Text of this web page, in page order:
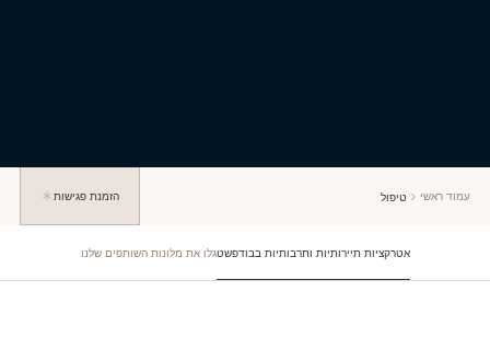
עמוד ראשי טיפול הזמנת פגישות
אטרקציות תיירותיות ותרבותיות בבודפשטגלו את מלונות השותפים שלנו